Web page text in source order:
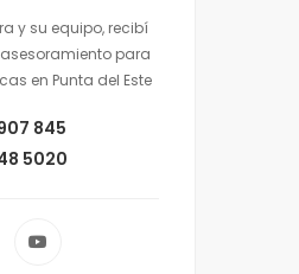
y su equipo, recibí
para
en Punta del Este
845
5020